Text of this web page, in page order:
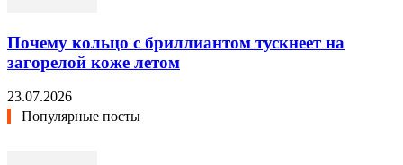
Почему кольцо с бриллиантом тускнеет на
загорелой коже летом
23.07.2026
Популярные посты